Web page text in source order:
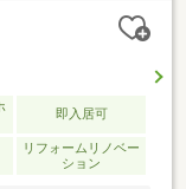
即入居可
リフォームリノベー
ション